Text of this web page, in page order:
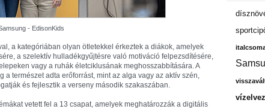
- EdisonKids
a kategóriában olyan ötletekkel érkeztek a diákok, amelyek
a szelektív hulladékgyűjtésre való motiváció felpezsdítésére,
vagy a ruhák életciklusának meghosszabbítására. A
természet adta erőforrást, mint az alga vagy az aktív szén,
és fejlesztik a verseny második szakaszában.
vetett fel a 13 csapat, amelyek meghatározzák a digitális